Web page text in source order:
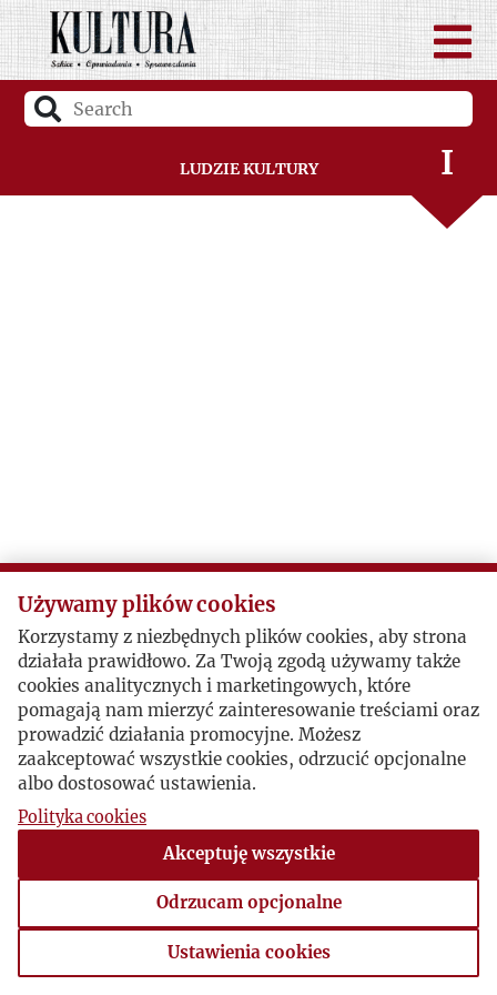
Ludzie Kultury
G
H
I
J
P
R
S
Ś
T
Używamy plików cookies
Korzystamy z niezbędnych plików cookies, aby strona
działała prawidłowo. Za Twoją zgodą używamy także
cookies analitycznych i marketingowych, które
pomagają nam mierzyć zainteresowanie treściami oraz
prowadzić działania promocyjne. Możesz
zaakceptować wszystkie cookies, odrzucić opcjonalne
albo dostosować ustawienia.
Polityka cookies
Akceptuję wszystkie
Odrzucam opcjonalne
Ustawienia cookies
Ustawienia cookies